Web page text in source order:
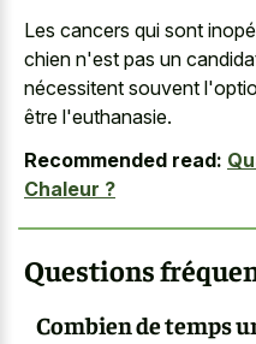
Les cancers qui sont
chien n'est pas un
nécessitent souvent
être l'euthanasie.
Recommended read:
Chaleur ?
Questions
Combien de temps